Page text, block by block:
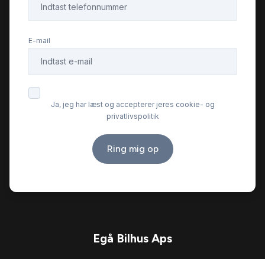
E-mail
Ja, jeg har læst og accepterer jeres cookie- og
privatlivspolitik
Ring mig op
Egå Bilhus Aps